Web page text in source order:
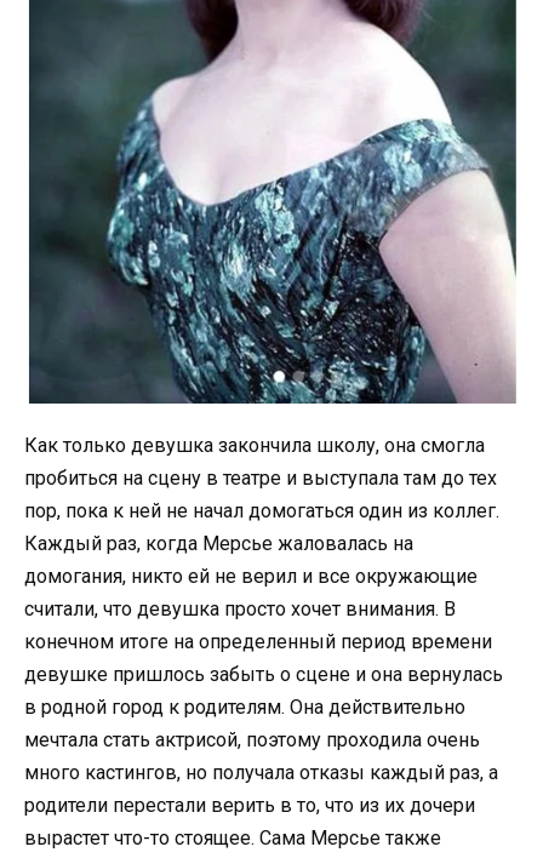
Как только девушка закончила школу, она смогла
пробиться на сцену в театре и выступала там до тех
пор, пока к ней не начал домогаться один из коллег.
Каждый раз, когда Мерсье жаловалась на
домогания, никто ей не верил и все окружающие
считали, что девушка просто хочет внимания. В
конечном итоге на определенный период времени
девушке пришлось забыть о сцене и она вернулась
в родной город к родителям. Она действительно
мечтала стать актрисой, поэтому проходила очень
много кастингов, но получала отказы каждый раз, а
родители перестали верить в то, что из их дочери
вырастет что-то стоящее. Сама Мерсье также